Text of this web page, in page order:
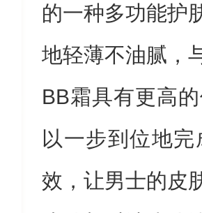
的一种多功能护
地轻薄不油腻，
BB霜具有更高
以一步到位地
效，让男士的皮